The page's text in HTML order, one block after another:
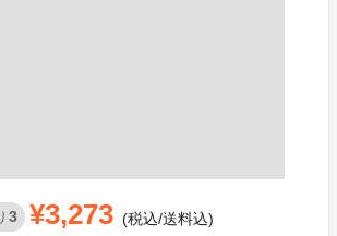
3 ¥3,273 (税込/送料込)